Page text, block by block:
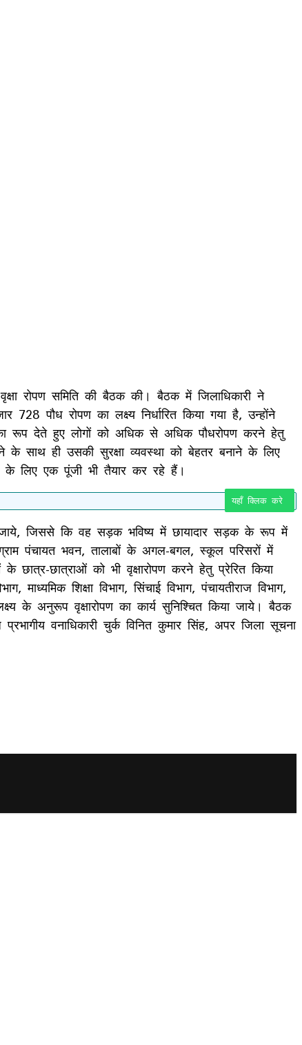
रोपण समिति की बैठक की। बैठक में जिलाधिकारी ने
पौध रोपण का लक्ष्य निर्धारित किया गया है, उन्होंने
रूप देते हुए लोगों को अधिक से अधिक पौधरोपण करने हेतु
के साथ ही उसकी सुरक्षा व्यवस्था को बेहतर बनाने के लिए
लिए एक पूंजी भी तैयार कर रहे हैं।
यहाँ क्लिक करे
जिससे कि वह सड़क भविष्य में छायादार सड़क के रूप में
पंचायत भवन, तालाबों के अगल-बगल, स्कूल परिसरों में
छात्र-छात्राओं को भी वृक्षारोपण करने हेतु प्रेरित किया
शिक्षा विभाग, सिंचाई विभाग, पंचायतीराज विभाग,
लक्ष्य के अनुरूप वृक्षारोपण का कार्य सुनिश्चित किया जाये। बैठक
वनाधिकारी चुर्क विनित कुमार सिंह, अपर जिला सूचना